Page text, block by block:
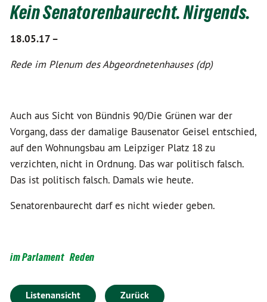
Kein Senatorenbaurecht. Nirgends.
18.05.17 –
Rede im Plenum des Abgeordnetenhauses (dp)
Auch aus Sicht von Bündnis 90/Die Grünen war der
Vorgang, dass der damalige Bausenator Geisel entschied,
auf den Wohnungsbau am Leipziger Platz 18 zu
verzichten, nicht in Ordnung. Das war politisch falsch.
Das ist politisch falsch. Damals wie heute.
Senatorenbaurecht darf es nicht wieder geben.
im Parlament Reden
Listenansicht Zurück